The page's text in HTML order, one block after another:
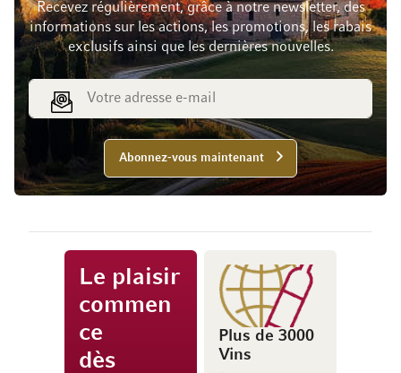
Recevez régulièrement, grâce à notre newsletter, des
informations sur les actions, les promotions, les rabais
exclusifs ainsi que les dernières nouvelles.
Adresse e-mail
Abonnez-vous maintenant
Le plaisir
commen
ce
dès
Plus de 3000
Vins